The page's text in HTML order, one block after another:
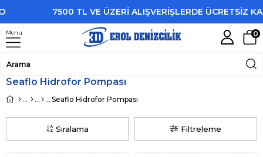
7500 TL VE ÜZERİ ALIŞVERİŞLERDE ÜCRETSİZ KARGO
Menu 0
Seaflo Hidrofor Pompası
Seaflo Hidrofor Pompası
Filtreleme
Sıralama